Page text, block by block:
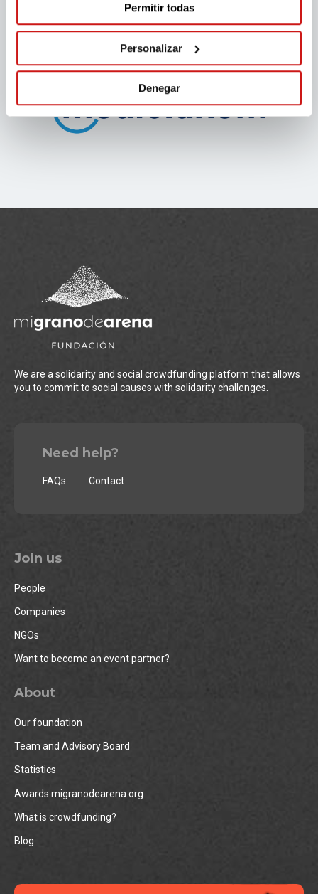
Permitir todas
Personalizar
Denegar
We are a solidarity and social crowdfunding platform that allows
you to commit to social causes with solidarity challenges.
Need help?
FAQs Contact
Join us
People
Companies
NGOs
Want to become an event partner?
About
Our foundation
Team and Advisory Board
Statistics
Awards migranodearena.org
What is crowdfunding?
Blog